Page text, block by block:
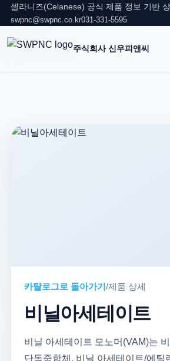
셀라니즈(Celanese) 공식 제품 정보 기반
swpnc@swpnc.co.kr031-331-5595
주식회사 신우피앤씨
카탈로그로 돌아가기 /제품 상세
비닐아세테이트
비닐 아세테이트 모노머(VAM)는
단독중합체, 비닐 아세테이트/에틸